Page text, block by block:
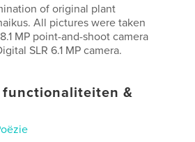
of original plant
All pictures were taken
MP point-and-shoot camera
SLR 6.1 MP camera.
&